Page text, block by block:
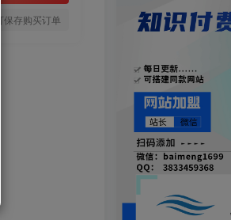
保存购买订单